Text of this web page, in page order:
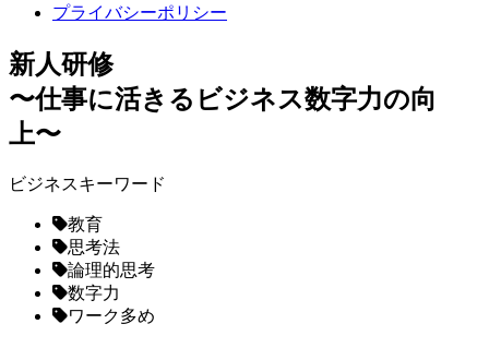
プライバシーポリシー
新人研修
〜仕事に活きるビジネス数字力の向
上〜
ビジネスキーワード
教育
思考法
論理的思考
数字力
ワーク多め